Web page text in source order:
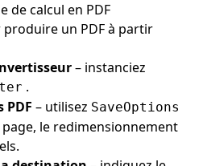
de calcul en PDF
produire un PDF à partir
– instanciez
.
– utilisez SaveOptions
le redimensionnement